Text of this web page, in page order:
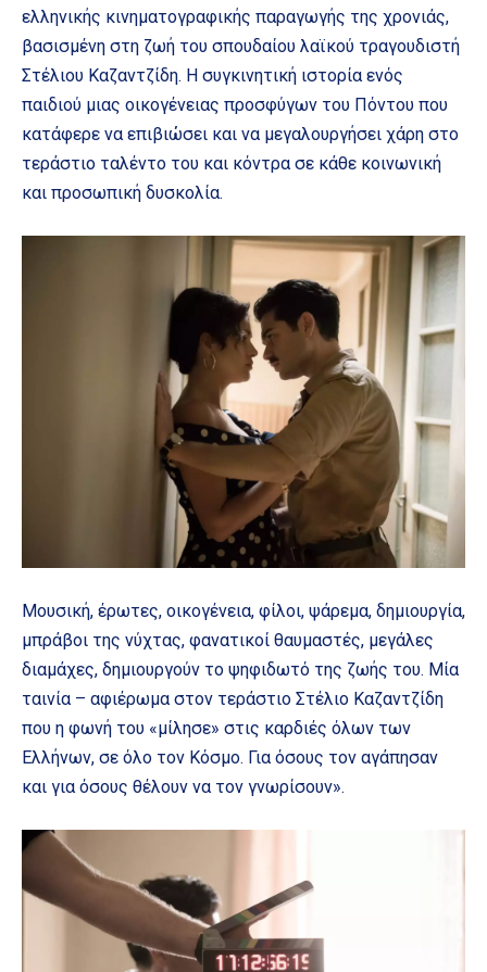
ελληνικής κινηματογραφικής παραγωγής της χρονιάς,
βασισμένη στη ζωή του σπουδαίου λαϊκού τραγουδιστή
Στέλιου Καζαντζίδη. H συγκινητική ιστορία ενός
παιδιού μιας οικογένειας προσφύγων του Πόντου που
κατάφερε να επιβιώσει και να μεγαλουργήσει χάρη στο
τεράστιο ταλέντο του και κόντρα σε κάθε κοινωνική
και προσωπική δυσκολία.
Μουσική, έρωτες, οικογένεια, φίλοι, ψάρεμα, δημιουργία,
μπράβοι της νύχτας, φανατικοί θαυμαστές, μεγάλες
διαμάχες, δημιουργούν το ψηφιδωτό της ζωής του. Μία
ταινία – αφιέρωμα στον τεράστιο Στέλιο Καζαντζίδη
που η φωνή του «μίλησε» στις καρδιές όλων των
Ελλήνων, σε όλο τον Κόσμο. Για όσους τον αγάπησαν
και για όσους θέλουν να τον γνωρίσουν».